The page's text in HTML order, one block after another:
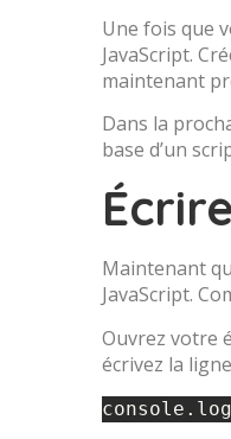
Une fois que
JavaScript.
maintenant
Dans la
base d’un
Maintenant
JavaScript.
Ouvrez votre
écrivez la